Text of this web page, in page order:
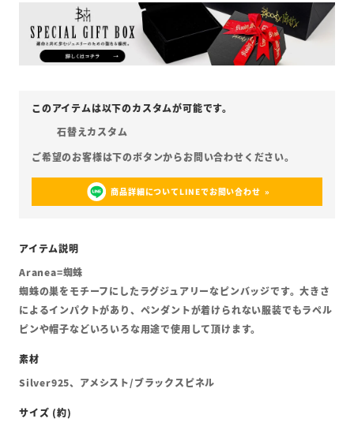
石替えカスタム
商品詳細についてLINEでお問い合わせ
Aranea=蜘蛛
蜘蛛の巣をモチーフにしたラグジュアリーなピンバッジです。大きさ
によるインパクトがあり、ペンダントが着けられない服装でもラペル
ピンや帽子などいろいろな用途で使用して頂けます。
Silver925、アメシスト/ブラックスピネル